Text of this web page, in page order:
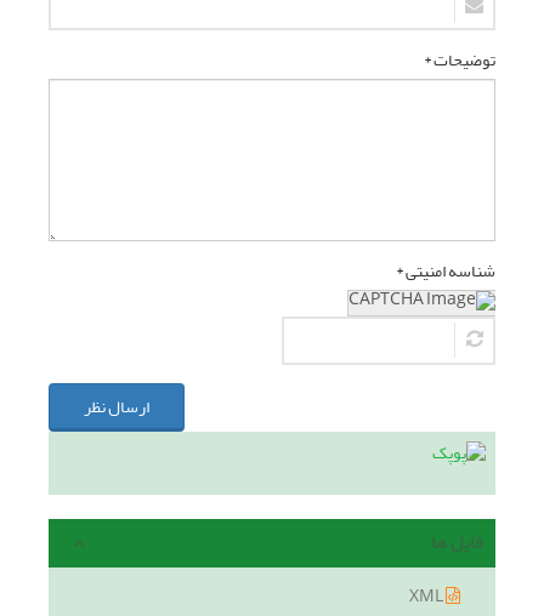
توضیحات *
شناسه امنیتی *
ارسال نظر
فایل ها